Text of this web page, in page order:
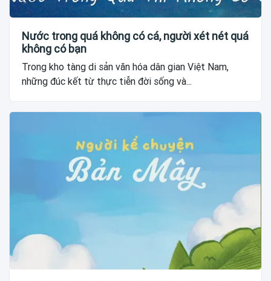
Nước trong quá không có cá, người xét nét quá
không có bạn
Trong kho tàng di sản văn hóa dân gian Việt Nam,
những đúc kết từ thực tiễn đời sống và...